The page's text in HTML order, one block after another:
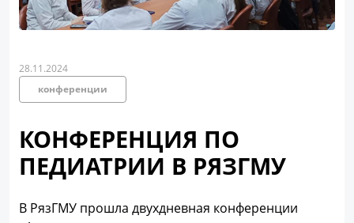
28.11.2024
конференции
КОНФЕРЕНЦИЯ ПО
ПЕДИАТРИИ В РЯЗГМУ
В РязГМУ прошла двухдневная конференции